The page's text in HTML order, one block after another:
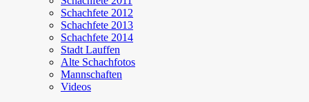
Schachfete 2012
Schachfete 2013
Schachfete 2014
Stadt Lauffen
Alte Schachfotos
Mannschaften
Videos